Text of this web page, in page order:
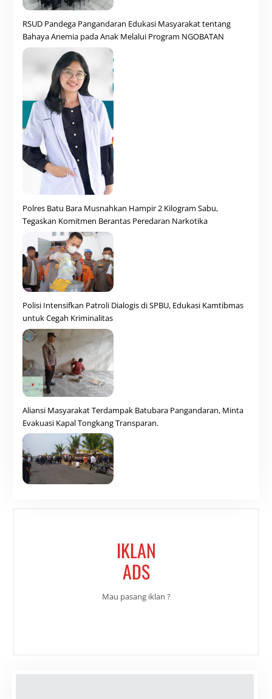
RSUD Pandega Pangandaran Edukasi Masyarakat tentang
Bahaya Anemia pada Anak Melalui Program NGOBATAN
Polres Batu Bara Musnahkan Hampir 2 Kilogram Sabu,
Tegaskan Komitmen Berantas Peredaran Narkotika
Polisi Intensifkan Patroli Dialogis di SPBU, Edukasi Kamtibmas
untuk Cegah Kriminalitas
Aliansi Masyarakat Terdampak Batubara Pangandaran, Minta
Evakuasi Kapal Tongkang Transparan.
IKLAN
ADS
Mau pasang iklan ?